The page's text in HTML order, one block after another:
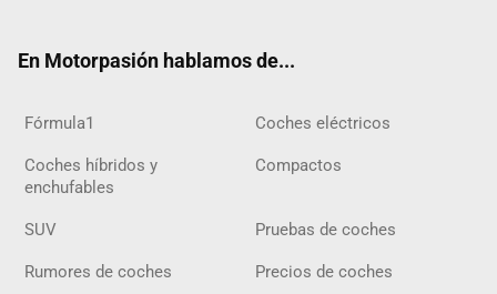
En Motorpasión hablamos de...
Fórmula1 Coches eléctricos
Coches híbridos y
enchufables
Compactos
SUV Pruebas de coches
Rumores de coches Precios de coches